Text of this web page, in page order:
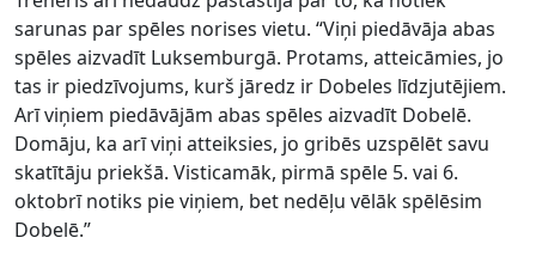
sarunas par spēles norises vietu. “Viņi piedāvāja abas
spēles aizvadīt Luksemburgā. Protams, atteicāmies, jo
tas ir piedzīvojums, kurš jāredz ir Dobeles līdzjutējiem.
Arī viņiem piedāvājām abas spēles aizvadīt Dobelē.
Domāju, ka arī viņi atteiksies, jo gribēs uzspēlēt savu
skatītāju priekšā. Visticamāk, pirmā spēle 5. vai 6.
oktobrī notiks pie viņiem, bet nedēļu vēlāk spēlēsim
Dobelē.”